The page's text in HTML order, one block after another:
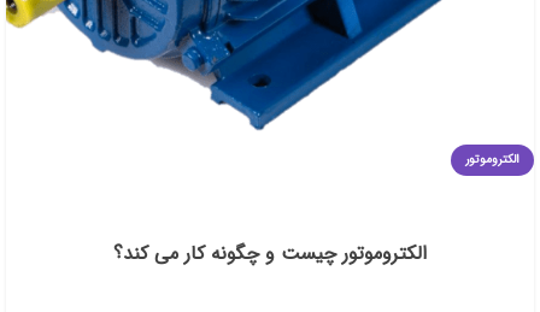
الکتروموتور
الکتروموتور چیست و چگونه کار می کند؟